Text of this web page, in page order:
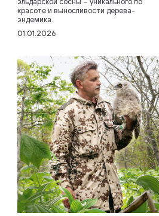
красоте и выносливости дерева-
эндемика.
01.01.2026